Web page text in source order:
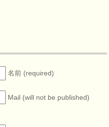
名前 (required)
Mail (will not be published)